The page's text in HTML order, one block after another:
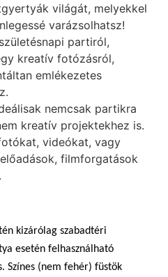
világát, melyekkel
varázsolhatsz!
partiról,
kreatív fotózásról,
emlékezetes
nemcsak partikra
kreatív projektekhez is.
videókat, vagy
filmforgatások
kizárólag szabadtéri
esetén felhasználható
Színes (nem fehér) füstök